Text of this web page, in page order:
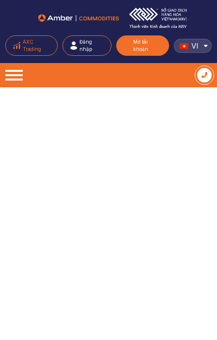
AXC
Trading
Đăng
nhập
Mở tài
khoản
VI